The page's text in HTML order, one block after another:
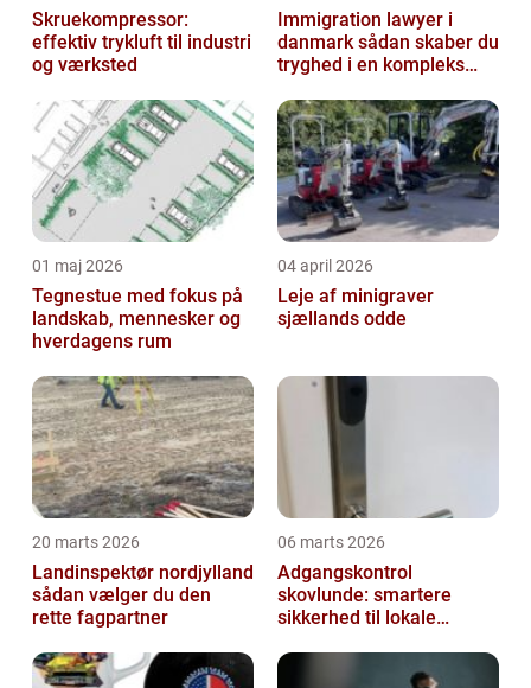
Skruekompressor:
effektiv trykluft til industri
og værksted
Immigration lawyer i
danmark sådan skaber du
tryghed i en kompleks
01 maj 2026
Tegnestue med fokus på
landskab, mennesker og
hverdagens rum
04 april 2026
Leje af minigraver
sjællands odde
20 marts 2026
Landinspektør nordjylland
sådan vælger du den
rette fagpartner
06 marts 2026
Adgangskontrol
skovlunde: smartere
sikkerhed til lokale